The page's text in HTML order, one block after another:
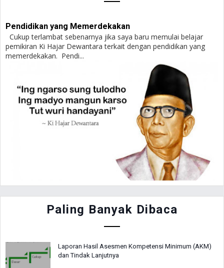
Pendidikan yang Memerdekakan
Cukup terlambat sebenarnya jika saya baru memulai belajar
pemikiran Ki Hajar Dewantara terkait dengan pendidikan yang
memerdekakan. Pendi...
Paling Banyak Dibaca
Laporan Hasil Asesmen Kompetensi Minimum (AKM)
dan Tindak Lanjutnya